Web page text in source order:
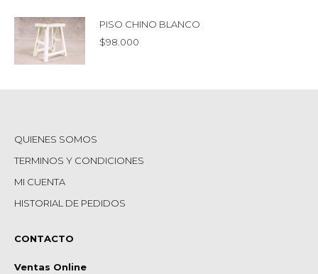
PISO CHINO BLANCO
$98.000
QUIENES SOMOS
TERMINOS Y CONDICIONES
MI CUENTA
HISTORIAL DE PEDIDOS
CONTACTO
Ventas Online